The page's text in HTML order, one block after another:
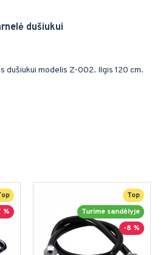
dušiukui
dušiukui modelis Z-002. Ilgis 120 cm.
%
Top
Turime sandėlyje
-8 %